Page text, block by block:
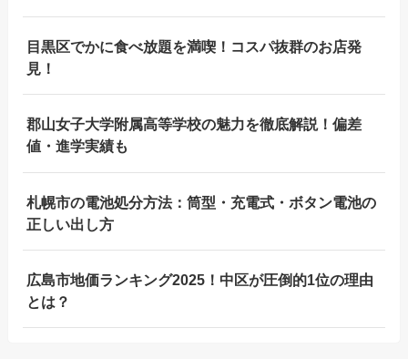
目黒区でかに食べ放題を満喫！コスパ抜群のお店発
見！
郡山女子大学附属高等学校の魅力を徹底解説！偏差
値・進学実績も
札幌市の電池処分方法：筒型・充電式・ボタン電池の
正しい出し方
広島市地価ランキング2025！中区が圧倒的1位の理由
とは？